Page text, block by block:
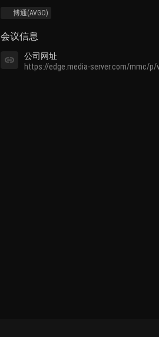
博通(AVGO)
会议信息
公司网址
https://edge.media-server.com/mmc/p/